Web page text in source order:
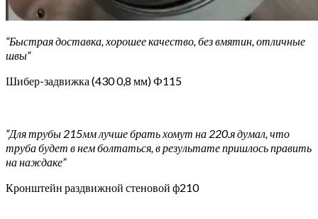
“Быстрая доставка, хорошее качество, без вмятин, отличные
швы”
Шибер-задвижка (430 0,8 мм) Ф115
“Для трубы 215мм лучше брать хомут на 220.я думал, что
труба будет в нем болтаться, в результате пришлось править
на наждаке”
Кронштейн раздвижной стеновой ф210